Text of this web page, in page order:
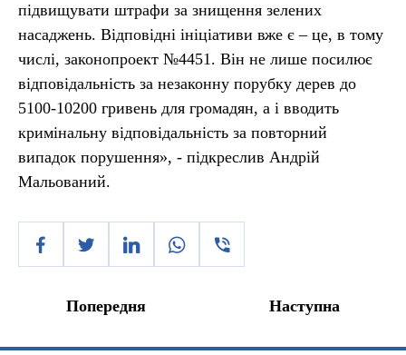
підвищувати штрафи за знищення зелених
насаджень. Відповідні ініціативи вже є – це, в тому
числі, законопроект №4451. Він не лише посилює
відповідальність за незаконну порубку дерев до
5100-10200 гривень для громадян, а і вводить
кримінальну відповідальність за повторний
випадок порушення», - підкреслив Андрій
Мальований.
Попередня Наступна